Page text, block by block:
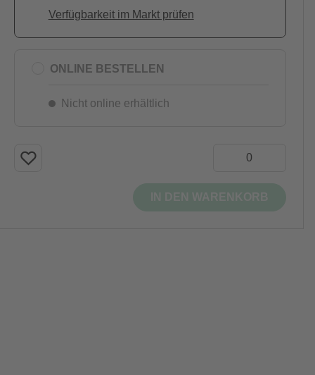
Verfügbarkeit im Markt prüfen
ONLINE BESTELLEN
Nicht online erhältlich